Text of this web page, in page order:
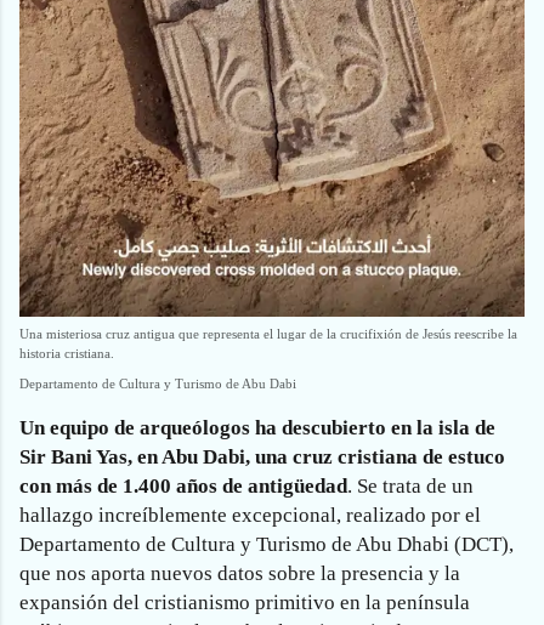
Una misteriosa cruz antigua que representa el lugar de la crucifixión de Jesús reescribe la
historia cristiana.
Departamento de Cultura y Turismo de Abu Dabi
Un equipo de arqueólogos ha descubierto en la isla de
Sir Bani Yas, en Abu Dabi, una cruz cristiana de estuco
con más de 1.400 años de antigüedad. Se trata de un
hallazgo increíblemente excepcional, realizado por el
Departamento de Cultura y Turismo de Abu Dhabi (DCT),
que nos aporta nuevos datos sobre la presencia y la
expansión del cristianismo primitivo en la península